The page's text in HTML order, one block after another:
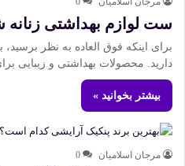
ست لوازم بهداشتی
برای اینکه فوق العاده به نظر برسید،
دارید. محصولات بهداشتی و زیبایی
بیشتر بخوانید »
مرجان اسلامیان 0